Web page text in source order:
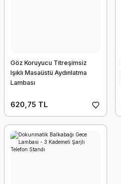
Göz Koruyucu Titreşimsiz
Işıklı Masaüstü Aydınlatma
Lambası
620,75 TL